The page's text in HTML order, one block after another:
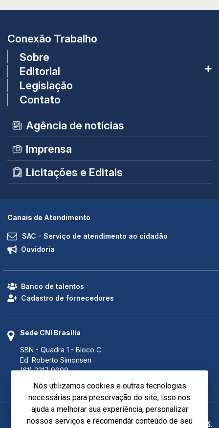
Conexão Trabalho
Sobre
Editorial
Legislação
Contato
Agência de notícias
Imprensa
Licitações e Editais
Canais de Atendimento
SAC - Serviço de atendimento ao cidadão
Ouvidoria
Banco de talentos
Cadastro de fornecedores
Sede CNI Brasília
SBN - Quadra 1 - Bloco C
Ed. Roberto Simonsen
(61) 3317 9000
Brasília - DF CEP 70040-903
Nós utilizamos cookies e outras tecnologias
necessárias para preservação do site, isso nos
ajuda a melhorar sua experiência, personalizar
nossos serviços e recomendar conteúdo de seu